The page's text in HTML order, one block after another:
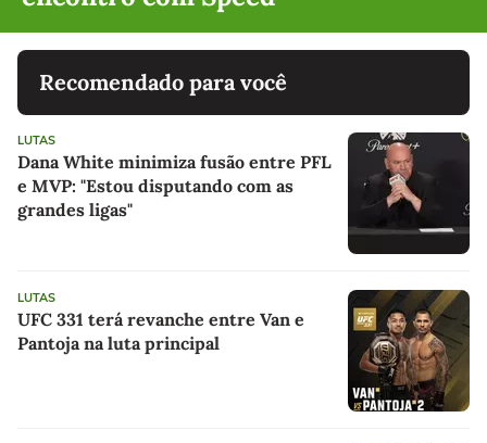
Recomendado para você
LUTAS
Dana White minimiza fusão entre PFL
e MVP: "Estou disputando com as
grandes ligas"
LUTAS
UFC 331 terá revanche entre Van e
Pantoja na luta principal